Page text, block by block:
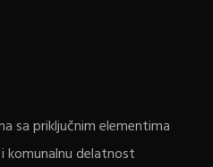
sa priključnim elementima
komunalnu delatnost